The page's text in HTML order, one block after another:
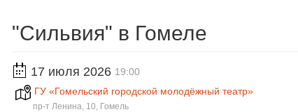
"Сильвия" в Гомеле
17 июля 2026 19:00
ГУ «Гомельский городской молодёжный театр»
пр-т Ленина, 10, Гомель